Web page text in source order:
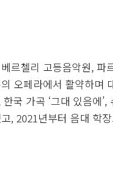
르첼리 고등음악원,
오페라에서 활약하
국 가곡 ‘그대 있음에
, 2021년부터 음대 학